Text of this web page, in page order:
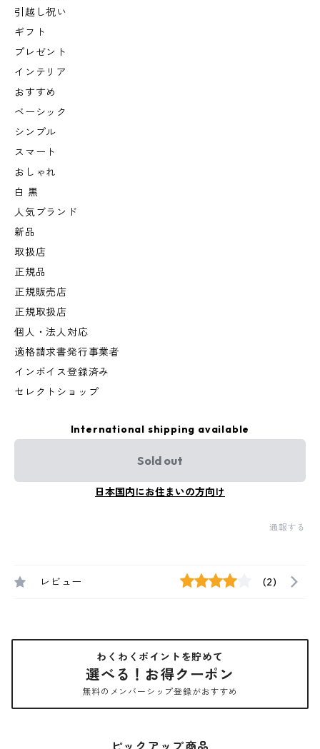
引越し祝い
ギフト
プレゼント
インテリア
おすすめ
ベーシック
シンプル
スマート
おしゃれ
白 黒
人気ブランド
新品
取扱店
正規品
正規販売店
正規取扱店
個人・法人対応
適格請求書発行事業者
インボイス登録済み
セレクトショップ
International shipping available
Sold out
日本国内にお住まいの方向け
通報する
レビュー (2)
わくわくポイントを貯めて
選べる！お得クーポン
無料のメンバーシップ登録がおすすめ